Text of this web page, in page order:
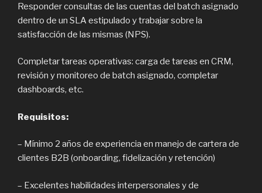
Responder consultas de las cuentas del batch asignado
dentro de un SLA estipulado y trabajar sobre la
satisfacción de las mismas (NPS).
Completar tareas operativas: carga de tareas en CRM,
revisión y monitoreo de batch asignado, completar
dashboards, etc.
Requisitos:
– Mínimo 2 años de experiencia en manejo de cartera de
clientes B2B (onboarding, fidelización y retención)
– Excelentes habilidades interpersonales y de